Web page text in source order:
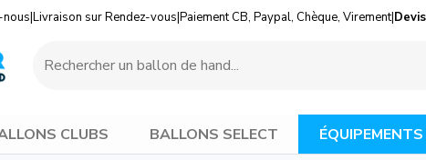
nous|Livraison sur Rendez-vous|Paiement CB, Paypal, Chèque, Virement|
CLUBS BALLONS SELECT